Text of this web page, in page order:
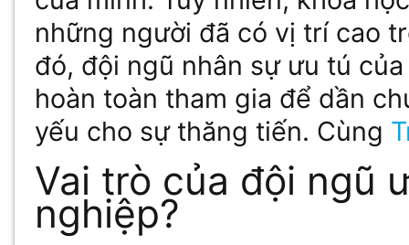
những người đã có vị trí cao
đó, đội ngũ nhân sự ưu tú
hoàn toàn tham gia để dần
yếu cho sự thăng tiến. Cùng
Vai trò của đội ngũ
nghiệp?